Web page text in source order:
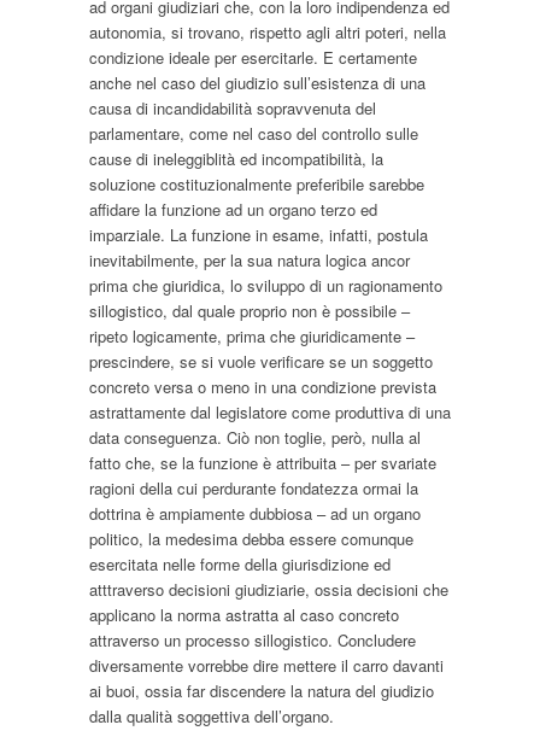
ad organi giudiziari che, con la loro indipendenza ed
autonomia, si trovano, rispetto agli altri poteri, nella
condizione ideale per esercitarle. E certamente
anche nel caso del giudizio sull’esistenza di una
causa di incandidabilità sopravvenuta del
parlamentare, come nel caso del controllo sulle
cause di ineleggiblità ed incompatibilità, la
soluzione costituzionalmente preferibile sarebbe
affidare la funzione ad un organo terzo ed
imparziale. La funzione in esame, infatti, postula
inevitabilmente, per la sua natura logica ancor
prima che giuridica, lo sviluppo di un ragionamento
sillogistico, dal quale proprio non è possibile –
ripeto logicamente, prima che giuridicamente –
prescindere, se si vuole verificare se un soggetto
concreto versa o meno in una condizione prevista
astrattamente dal legislatore come produttiva di una
data conseguenza. Ciò non toglie, però, nulla al
fatto che, se la funzione è attribuita – per svariate
ragioni della cui perdurante fondatezza ormai la
dottrina è ampiamente dubbiosa – ad un organo
politico, la medesima debba essere comunque
esercitata nelle forme della giurisdizione ed
atttraverso decisioni giudiziarie, ossia decisioni che
applicano la norma astratta al caso concreto
attraverso un processo sillogistico. Concludere
diversamente vorrebbe dire mettere il carro davanti
ai buoi, ossia far discendere la natura del giudizio
dalla qualità soggettiva dell’organo.